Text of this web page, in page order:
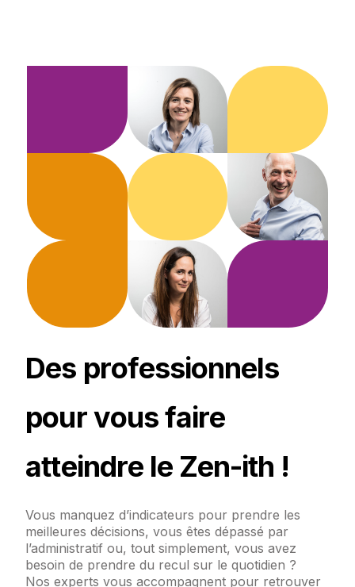
Des professionnels
pourvousfaire
atteindre le Zen-ith !
Vous manquez d’indicateurs pour prendre les
meilleures décisions, vous êtes dépassé par
l’administratif ou, tout simplement, vous avez
besoin de prendre du recul sur le quotidien ?
Nos experts vous accompagnent pour retrouver